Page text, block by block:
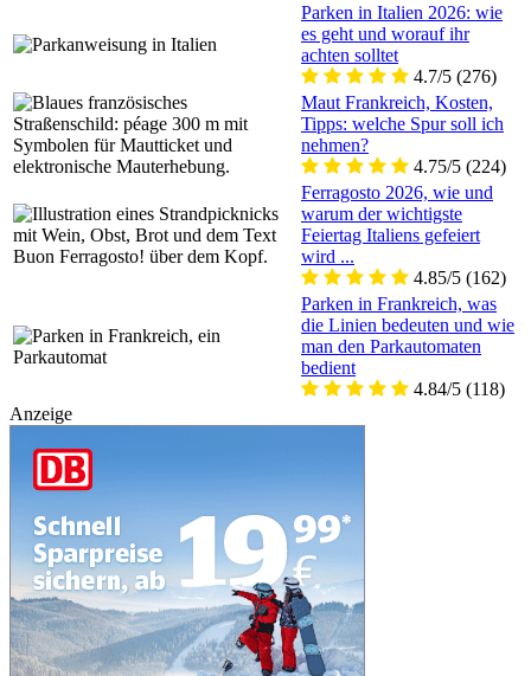
Parken in Italien 2026: wie
es geht und worauf ihr
achten solltet
4.7/5 (276)
Maut Frankreich, Kosten,
Tipps: welche Spur soll ich
nehmen?
4.75/5 (224)
Ferragosto 2026, wie und
warum der wichtigste
Feiertag Italiens gefeiert
wird ...
4.85/5 (162)
Parken in Frankreich, was
die Linien bedeuten und wie
man den Parkautomaten
bedient
4.84/5 (118)
Anzeige